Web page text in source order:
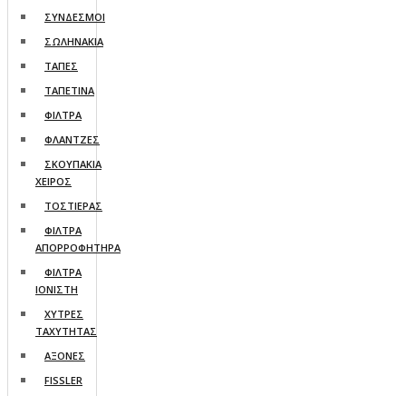
ΣΥΝΔΕΣΜΟΙ
ΣΩΛΗΝΑΚΙΑ
ΤΑΠΕΣ
ΤΑΠΕΤΙΝΑ
ΦΙΛΤΡΑ
ΦΛΑΝΤΖΕΣ
ΣΚΟΥΠΑΚΙΑ
ΧΕΙΡΟΣ
ΤΟΣΤΙΕΡΑΣ
ΦΙΛΤΡΑ
ΑΠΟΡΡΟΦΗΤΗΡΑ
ΦΙΛΤΡΑ
ΙΟΝΙΣΤΗ
ΧΥΤΡΕΣ
ΤΑΧΥΤΗΤΑΣ
AΞΟΝΕΣ
FISSLER